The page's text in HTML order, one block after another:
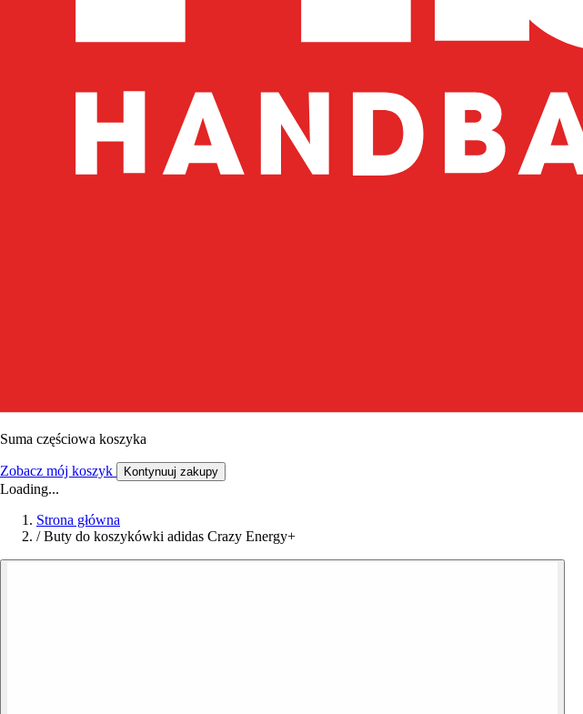
Suma częściowa koszyka
Zobacz mój koszyk Kontynuuj zakupy
Loading...
Strona główna
/ Buty do koszykówki adidas Crazy Energy+